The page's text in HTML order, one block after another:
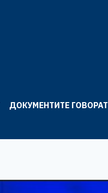
ДОКУМЕНТИТЕ ГОВОРАТ